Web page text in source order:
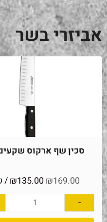
אביזרי בשר
סכין שף ארקוס שקעים
₪169.00
₪135.00
/
-